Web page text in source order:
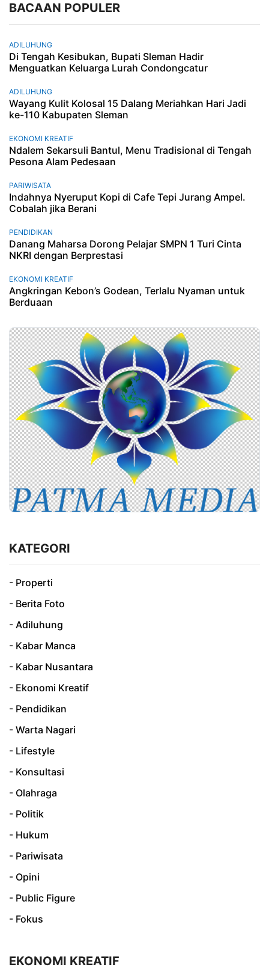
BACAAN POPULER
ADILUHUNG
Di Tengah Kesibukan, Bupati Sleman Hadir
Menguatkan Keluarga Lurah Condongcatur
ADILUHUNG
Wayang Kulit Kolosal 15 Dalang Meriahkan Hari Jadi
ke-110 Kabupaten Sleman
EKONOMI KREATIF
Ndalem Sekarsuli Bantul, Menu Tradisional di Tengah
Pesona Alam Pedesaan
PARIWISATA
Indahnya Nyeruput Kopi di Cafe Tepi Jurang Ampel.
Cobalah jika Berani
PENDIDIKAN
Danang Maharsa Dorong Pelajar SMPN 1 Turi Cinta
NKRI dengan Berprestasi
EKONOMI KREATIF
Angkringan Kebon’s Godean, Terlalu Nyaman untuk
Berduaan
KATEGORI
- Properti
- Berita Foto
- Adiluhung
- Kabar Manca
- Kabar Nusantara
- Ekonomi Kreatif
- Pendidikan
- Warta Nagari
- Lifestyle
- Konsultasi
- Olahraga
- Politik
- Hukum
- Pariwisata
- Opini
- Public Figure
- Fokus
EKONOMI KREATIF